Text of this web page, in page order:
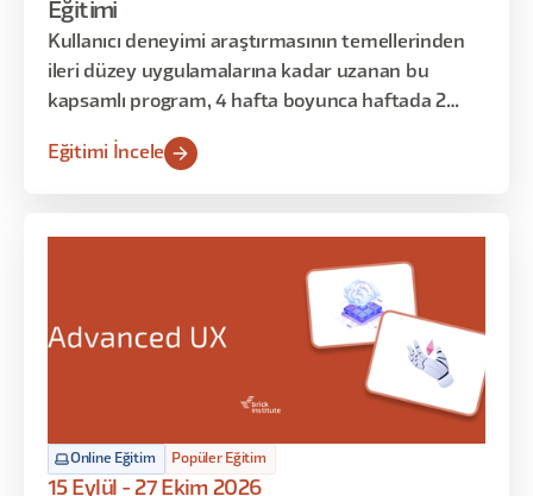
Eğitimi
Kullanıcı deneyimi araştırmasının temellerinden
ileri düzey uygulamalarına kadar uzanan bu
kapsamlı program, 4 hafta boyunca haftada 2
Araştırma sürecinin her aşamasını planlama,
Eğitimi İncele
Online Eğitim Popüler Eğitim
15 Eylül - 27 Ekim 2026